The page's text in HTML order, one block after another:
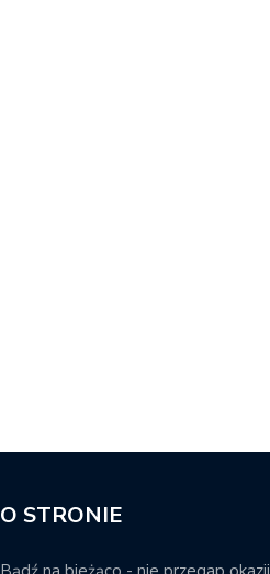
O STRONIE